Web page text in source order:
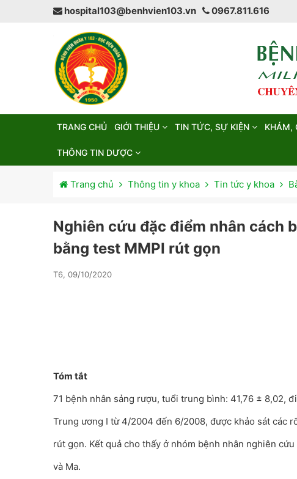
hospital103@benhvien103.vn 0967.811.616
TRANG CHỦ GIỚI THIỆU TIN TỨC, SỰ KIỆN KHÁM,
THÔNG TIN DƯỢC
Trang chủ Thông tin y khoa Tin tức y khoa
Nghiên cứu đặc điểm nhân cách
bằng test MMPI rút gọn
T6, 09/10/2020
Tóm tắt
71 bệnh nhân sảng rượu, tuổi trung bình: 41,76 ± 8,02,
Trung ương I từ 4/2004 đến 6/2008, được khảo sát các
rút gọn. Kết quả cho thấy ở nhóm bệnh nhân nghiên cứu
và Ma.